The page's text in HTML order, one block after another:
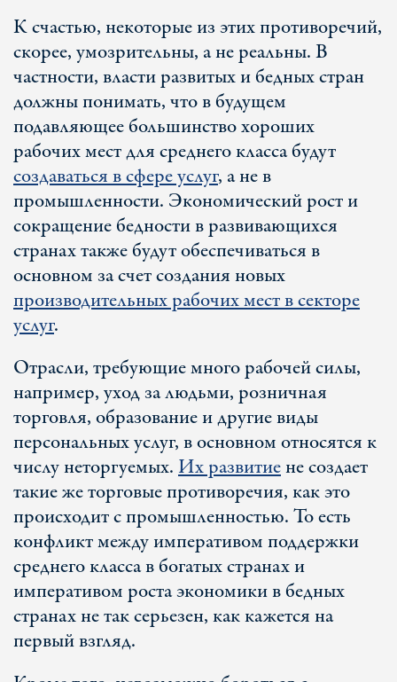
К счастью, некоторые из этих противоречий,
скорее, умозрительны, а не реальны. В
частности, власти развитых и бедных стран
должны понимать, что в будущем
подавляющее большинство хороших
рабочих мест для среднего класса будут
создаваться в сфере услуг, а не в
промышленности. Экономический рост и
сокращение бедности в развивающихся
странах также будут обеспечиваться в
основном за счет создания новых
производительных рабочих мест в секторе
услуг.
Отрасли, требующие много рабочей силы,
например, уход за людьми, розничная
торговля, образование и другие виды
персональных услуг, в основном относятся к
числу неторгуемых.Их развитиене создает
такие же торговые противоречия, как это
происходит с промышленностью. То есть
конфликт между императивом поддержки
среднего класса в богатых странах и
императивом роста экономики в бедных
странах не так серьезен, как кажется на
первый взгляд.